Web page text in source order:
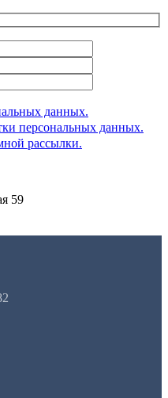
данных.
персональных данных.
рассылки.
59